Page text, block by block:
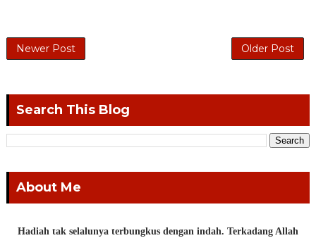
Newer Post Older Post
Search This Blog
About Me
Hadiah tak selalunya terbungkus dengan indah. Terkadang Allah